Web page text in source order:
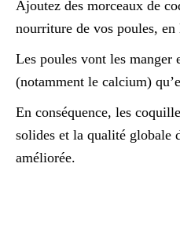
Ajoutez des morceaux de
nourriture de vos poules, en
Les poules vont les manger
(notamment le calcium)
En conséquence, les
solides et la qualité globale
améliorée.